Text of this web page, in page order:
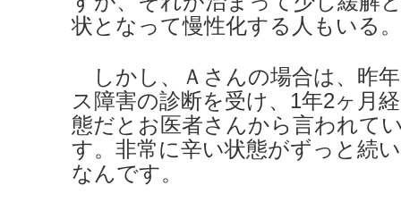
状となって慢性化する人もいる。
しかし、Ａさんの場合は、昨
ス障害の診断を受け、1年2ヶ月
態だとお医者さんから言われて
す。非常に辛い状態がずっと続
なんです。